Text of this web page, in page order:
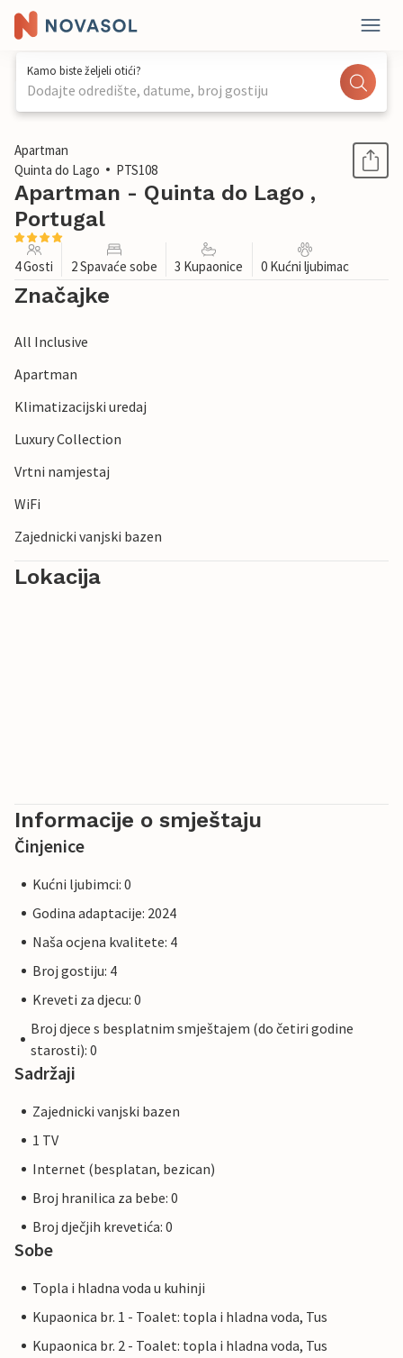
Kamo biste željeli otići?
Dodajte odredište, datume, broj gostiju
1 / 16
Apartman
Quinta do Lago
PTS108
Apartman - Quinta do Lago ,
Portugal
4 Gosti 2 Spavaće sobe 3 Kupaonice 0 Kućni ljubimac
Značajke
All Inclusive
Apartman
Klimatizacijski uredaj
Luxury Collection
Vrtni namjestaj
WiFi
Zajednicki vanjski bazen
Lokacija
Informacije o smještaju
Činjenice
Kućni ljubimci: 0
Godina adaptacije: 2024
Naša ocjena kvalitete: 4
Broj gostiju: 4
Kreveti za djecu: 0
Broj djece s besplatnim smještajem (do četiri godine
starosti): 0
Sadržaji
Zajednicki vanjski bazen
1 TV
Internet (besplatan, bezican)
Broj hranilica za bebe: 0
Broj dječjih krevetića: 0
Sobe
Topla i hladna voda u kuhinji
Kupaonica br. 1 - Toalet: topla i hladna voda, Tus
Kupaonica br. 2 - Toalet: topla i hladna voda, Tus